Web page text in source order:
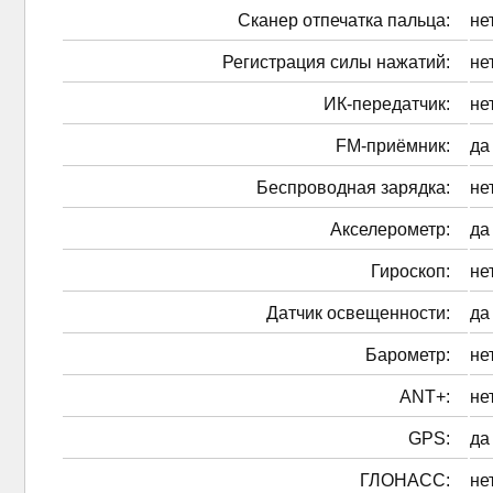
Сканер отпечатка пальца:
Регистрация силы нажатий:
ИК-передатчик:
FM-приёмник: да
Беспроводная зарядка:
Акселерометр: да
Гироскоп:
Датчик освещенности: да
Барометр:
ANT+:
GPS: да
ГЛОНАСС: